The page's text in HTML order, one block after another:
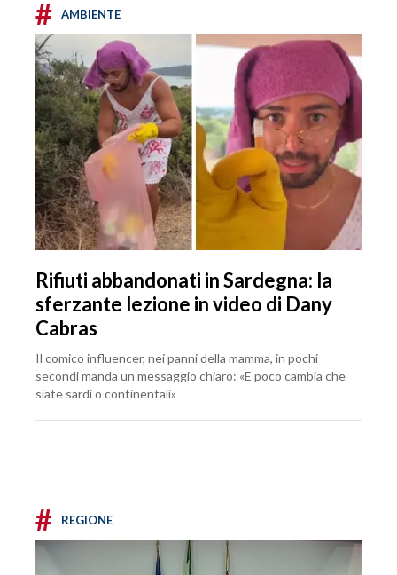
# AMBIENTE
Rifiuti abbandonati in Sardegna: la
sferzante lezione in video di Dany
Cabras
Il comico influencer, nei panni della mamma, in pochi
secondi manda un messaggio chiaro: «E poco cambia che
siate sardi o continentali»
# REGIONE